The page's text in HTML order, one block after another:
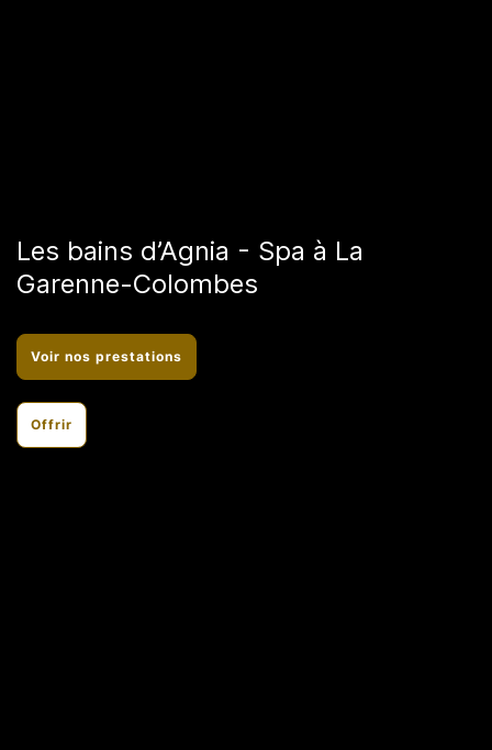
Les bains d’Agnia - Spa à La
Garenne-Colombes
Voir nos prestations
Offrir